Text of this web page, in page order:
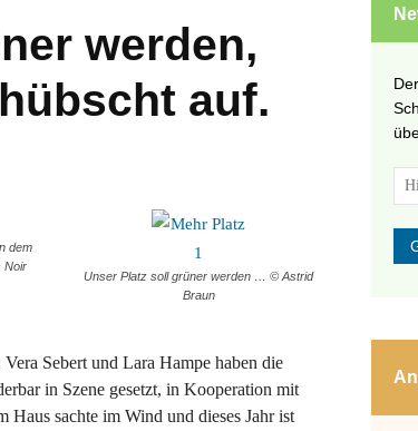
werden,
auf.
dem
Noir
Unser Platz soll grüner werden … © Astrid
Braun
Sebert und Lara Hampe haben die
in Szene gesetzt, in Kooperation mit
sachte im Wind und dieses Jahr ist